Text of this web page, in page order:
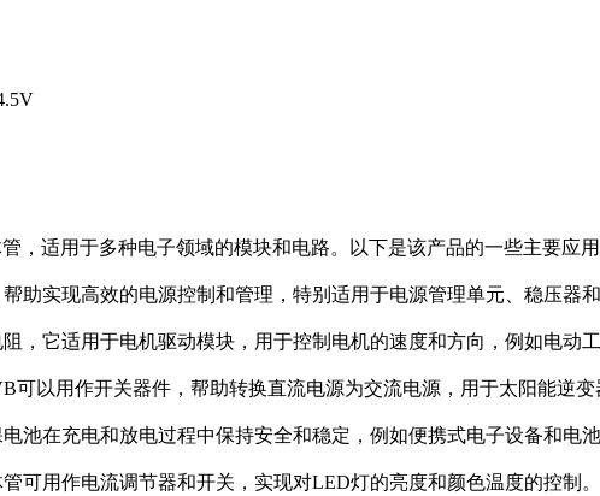
，适用于多种电子领域的模块和电路。以下是该产品的一些主要应用
助实现高效的电源控制和管理，特别适用于电源管理单元、稳压器和
，它适用于电机驱动模块，用于控制电机的速度和方向，例如电动
以用作开关器件，帮助转换直流电源为交流电源，用于太阳能逆变
池在充电和放电过程中保持安全和稳定，例如便携式电子设备和电池
可用作电流调节器和开关，实现对LED灯的亮度和颜色温度的控制。